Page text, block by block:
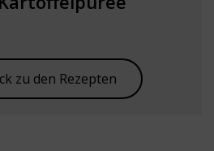
zu den Rezepten